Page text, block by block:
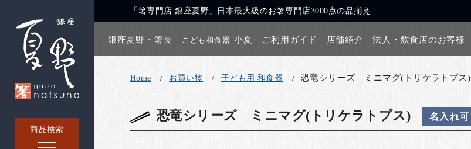
商品検索
「箸専門店 銀座夏野」日本最大級のお箸専門店3000点の品揃え
銀座夏野・箸長 こども和食器 小夏 ご利用ガイド 店舗紹介 法人・飲食店のお客様
Home お買い物 子ども用 和食器 恐竜シリーズ ミニマグ(トリケラトプス)
恐竜シリーズ ミニマグ(トリケラトプス) 名入れ可